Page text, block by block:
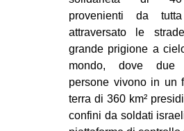
ARTE
MANIFESTI
MUSICA
provenienti da
attraversato le
grande prigione a
mondo, dove
persone vivono in un
terra di 360 km²
confini da soldati